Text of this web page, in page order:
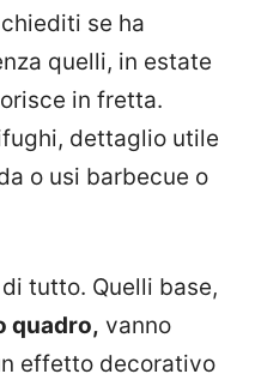
se ha
quelli, in estate
in fretta.
dettaglio utile
o usi barbecue o
tutto. Quelli base,
quadro, vanno
effetto decorativo